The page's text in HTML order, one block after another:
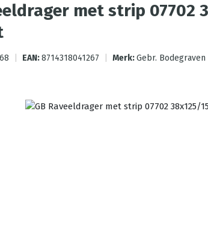
met strip 07702
EAN:8714318041267 Merk:Gebr. Bodegraven